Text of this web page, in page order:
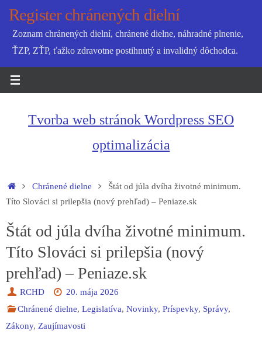
SkipRegister chránených dielní
Zoznam chránených dielní, chránené dielne, náhradné plnenie,
ŤZP, ZŤP, ťažko zdravotne postihnutý a invalidný dôchodca.
Tvorba web stránok Wordpress SEO
optimalizácia
HomeChránené dielne
Štát od júla dvíha životné minimum.
Títo Slováci si prilepšia (nový prehľad) – Peniaze.sk
Štát od júla dvíha životné minimum.
Títo Slováci si prilepšia (nový
prehľad) – Peniaze.sk
RCHD
20. mája 2026
Chránené dielne,Legislatíva,Novinky,Príspevky, Správy,
Zákony, Zaujímavosti